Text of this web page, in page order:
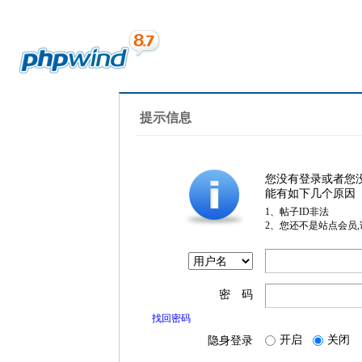
提示信息
您没有登录或者您
能有如下几个原因
1、帖子ID非法
2、您还不是站点会员
密 码
找回密码
隐身登录 开启 关闭